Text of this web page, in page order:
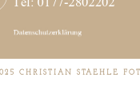
CHRISTIAN STAEHLE